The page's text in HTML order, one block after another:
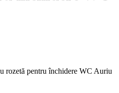
rozetă pentru închidere WC Auriu